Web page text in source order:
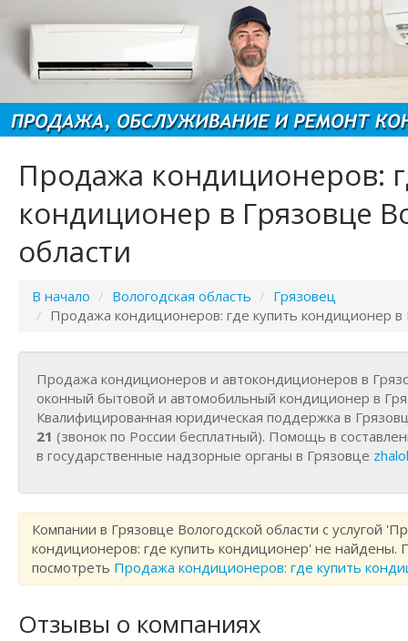
Продажа кондиционеров:
кондиционер в Грязовце
области
В начало / Вологодская область / Грязовец
/ Продажа кондиционеров: где купить кондиционер в
Продажа кондиционеров и автокондиционеров в
оконный бытовой и автомобильный кондиционер в
Квалифицированная юридическая поддержка в
21 (звонок по России бесплатный). Помощь в
в государственные надзорные органы в Грязовце
Компании в Грязовце Вологодской области с услугой
кондиционеров: где купить кондиционер' не найдены.
посмотреть Продажа кондиционеров: где купить
Отзывы о компаниях